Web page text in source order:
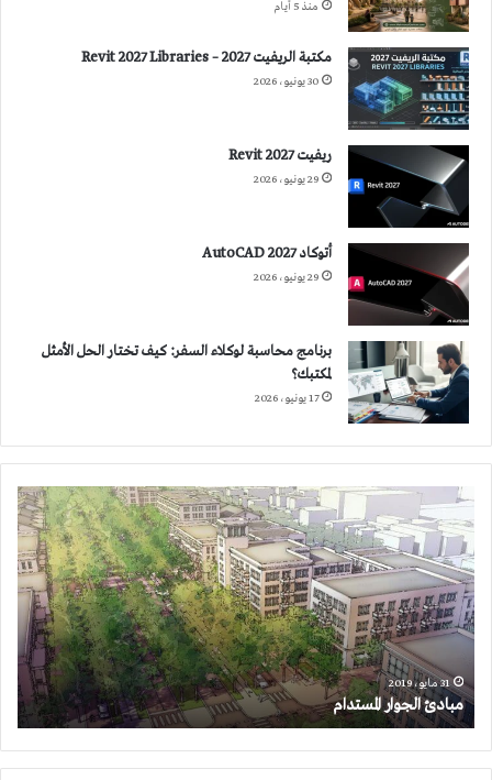
منذ 5 أيام
مكتبة الريفيت 2027 – Revit 2027 Libraries
30 يونيو، 2026
ريفيت 2027 Revit
29 يونيو، 2026
أتوكاد 2027 AutoCAD
29 يونيو، 2026
برنامج محاسبة لوكلاء السفر: كيف تختار الحل الأمثل
لمكتبك؟
17 يونيو، 2026
مبادئ
الجوار
المستدام
31 مايو، 2019
مبادئ الجوار المستدام